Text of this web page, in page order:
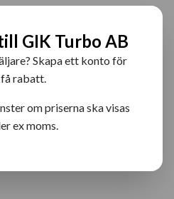
RECENSIONER
GIK Turbo AB
Skapa ett konto för
rabatt.
om priserna ska visas
ex moms.